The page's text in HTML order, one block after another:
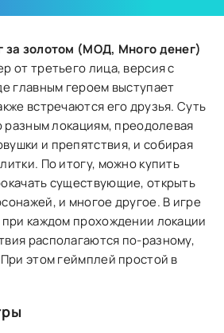
за золотом (МОД, Много денег)
от третьего лица, версия с
главным героем выступает
встречаются его друзья. Суть
разным локациям, преодолевая
и препятствия, и собирая
По итогу, можно купить
существующие, открыть
и многое другое. В игре
каждом прохождении локации
располагаются по-разному,
этом геймплей простой в